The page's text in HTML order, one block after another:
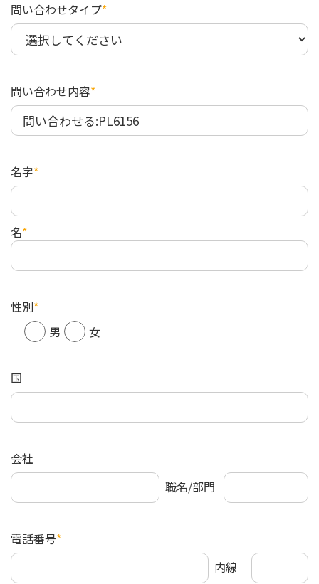
問い合わせタイプ*
問い合わせ内容*
名字*
名*
性別*
男
女
国
会社
職名/部門
電話番号*
内線